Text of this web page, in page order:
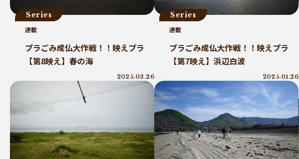
Series
連載
プラごみ成仏大作戦！！映えプラ
【第8映え】春の海
2025.03.26
Series
連載
プラごみ成仏大作戦！！映えプラ
【第7映え】浜辺白波
2025.01.26